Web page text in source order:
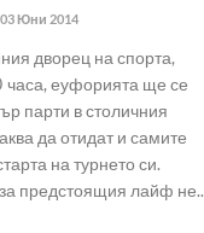
03 Юни 2014
дворец на спорта,
часа, еуфорията ще се
парти в столичния
да отидат и самите
на турнето си.
предстоящия лайф не..